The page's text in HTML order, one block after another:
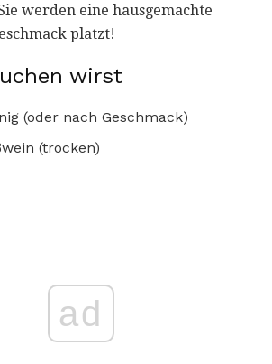
werden eine hausgemachte
platzt!
wirst
(oder nach Geschmack)
(trocken)
ad